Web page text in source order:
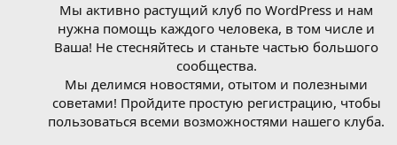
Мы активно растущий клуб по WordPress и нам
нужна помощь каждого человека, в том числе и
Ваша! Не стесняйтесь и станьте частью большого
сообщества.
Мы делимся новостями, отытом и полезными
советами! Пройдите простую регистрацию, чтобы
пользоваться всеми возможностями нашего клуба.